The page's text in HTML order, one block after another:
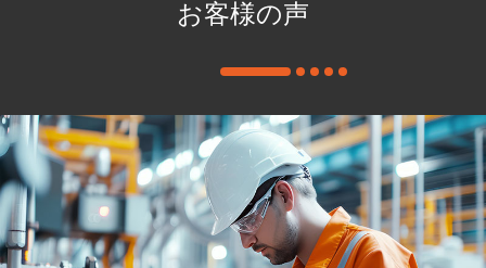
お客様の声